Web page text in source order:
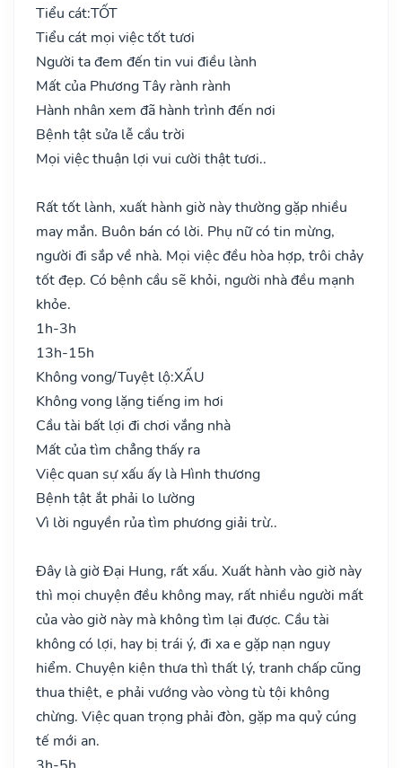
Tiểu cát:TỐT
Tiểu cát mọi việc tốt tươi
Người ta đem đến tin vui điều lành
Mất của Phương Tây rành rành
Hành nhân xem đã hành trình đến nơi
Bệnh tật sửa lễ cầu trời
Mọi việc thuận lợi vui cười thật tươi..
Rất tốt lành, xuất hành giờ này thường gặp nhiều
may mắn. Buôn bán có lời. Phụ nữ có tin mừng,
người đi sắp về nhà. Mọi việc đều hòa hợp, trôi chảy
tốt đẹp. Có bệnh cầu sẽ khỏi, người nhà đều mạnh
khỏe.
1h-3h
13h-15h
Không vong/Tuyệt lộ:XẤU
Không vong lặng tiếng im hơi
Cầu tài bất lợi đi chơi vắng nhà
Mất của tìm chẳng thấy ra
Việc quan sự xấu ấy là Hình thương
Bệnh tật ắt phải lo lường
Vì lời nguyền rủa tìm phương giải trừ..
Đây là giờ Đại Hung, rất xấu. Xuất hành vào giờ này
thì mọi chuyện đều không may, rất nhiều người mất
của vào giờ này mà không tìm lại được. Cầu tài
không có lợi, hay bị trái ý, đi xa e gặp nạn nguy
hiểm. Chuyện kiện thưa thì thất lý, tranh chấp cũng
thua thiệt, e phải vướng vào vòng tù tội không
chừng. Việc quan trọng phải đòn, gặp ma quỷ cúng
tế mới an.